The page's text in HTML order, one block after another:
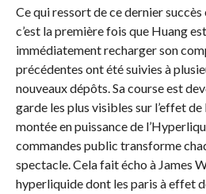
Ce qui ressort de ce dernier
c’est la première fois que Huang
immédiatement recharger son
précédentes ont été suivies à
nouveaux dépôts. Sa course est
garde les plus visibles sur l’effet
montée en puissance de
commandes public transforme
spectacle. Cela fait écho à James
hyperliquide dont les paris à effet